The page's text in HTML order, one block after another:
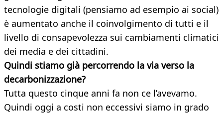
tecnologie digitali (pensiamo ad esempio ai social)
è aumentato anche il coinvolgimento di tutti e il
livello di consapevolezza sui cambiamenti climatici
dei media e dei cittadini.
Quindi stiamo già percorrendo la via verso la
decarbonizzazione?
Tutta questo cinque anni fa non ce l’avevamo.
Quindi oggi a costi non eccessivi siamo in grado